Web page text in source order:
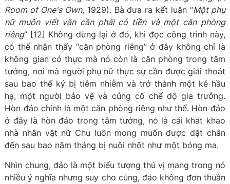
Room of One's Own, 1929). Bà đưa ra kết luận “Một phụ
nữ muốn viết văn cần phải có tiền và một căn phòng
riêng” [12] Không dừng lại ở đó, khi đọc công trình này,
có thể nhận thấy “căn phòng riêng” ở đây không chỉ là
không gian có thực mà nó còn là căn phòng trong tâm
tưởng, nơi mà người phụ nữ thực sự cần được giải thoát
sau bao thế kỷ bị tiêm nhiễm và trở thành một kẻ hầu
hạ, một người bảo vệ và củng cố chế độ gia trưởng.
Hòn đảo chính là một căn phòng riêng như thế. Hòn đảo
ở đây là hòn đảo trong tâm tưởng, nó là cái khát khao
nhà nhân vật nữ Chu luôn mong muốn được đặt chân
đến sau bao năm tháng bị nuôi nhốt như một bóng ma.
Nhìn chung, đảo là một biểu tượng thú vị mang trong nó
nhiều ý nghĩa nhưng suy cho cùng, đảo không đơn thuần